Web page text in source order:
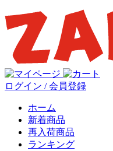
ログイン / 会員登録
ホーム
新着商品
再入荷商品
ランキング